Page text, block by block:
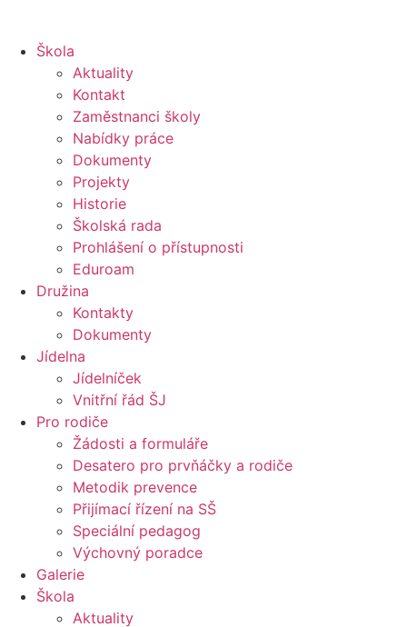
Škola
Aktuality
Kontakt
Zaměstnanci školy
Nabídky práce
Dokumenty
Projekty
Historie
Školská rada
Prohlášení o přístupnosti
Eduroam
Družina
Kontakty
Dokumenty
Jídelna
Jídelníček
Vnitřní řád ŠJ
Pro rodiče
Žádosti a formuláře
Desatero pro prvňáčky a rodiče
Metodik prevence
Přijímací řízení na SŠ
Speciální pedagog
Výchovný poradce
Galerie
Škola
Aktuality